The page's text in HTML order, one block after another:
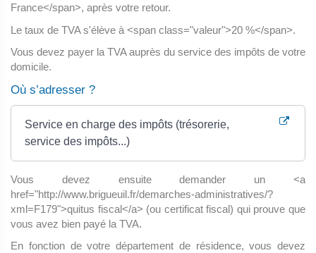
France</span>, après votre retour.
Le taux de TVA s'élève à <span class="valeur">20 %</span>.
Vous devez payer la TVA auprès du service des impôts de votre
domicile.
Où s’adresser ?
Service en charge des impôts (trésorerie,
service des impôts...)
Vous devez ensuite demander un <a
href="http://www.brigueuil.fr/demarches-administratives/?
xml=F179">quitus fiscal</a> (ou certificat fiscal) qui prouve que
vous avez bien payé la TVA.
En fonction de votre département de résidence, vous devez